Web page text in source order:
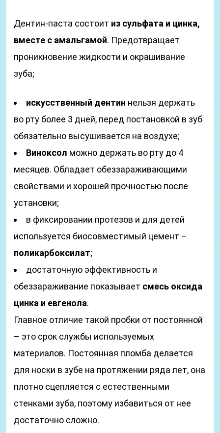
Дентин-паста состоит из сульфата и цинка,
вместе с амальгамой. Предотвращает
проникновение жидкости и окрашивание
зуба;
искусственный дентин нельзя держать
во рту более 3 дней, перед постановкой в зуб
обязательно высушивается на воздухе;
Виноксол можно держать во рту до 4
месяцев. Обладает обеззараживающими
свойствами и хорошей прочностью после
установки;
в фиксировании протезов и для детей
используется биосовместимый цемент –
поликарбоксилат;
достаточную эффективность и
обеззараживание показывает смесь оксида
цинка и евгенола.
Главное отличие такой пробки от постоянной
– это срок службы используемых
материалов. Постоянная пломба делается
для носки в зубе на протяжении ряда лет, она
плотно сцепляется с естественными
стенками зуба, поэтому избавиться от нее
достаточно сложно.